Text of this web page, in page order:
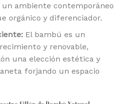
ambiente contemporáneo
orgánico y diferenciador.
El bambú es un
y renovable,
una elección estética y
forjando un espacio